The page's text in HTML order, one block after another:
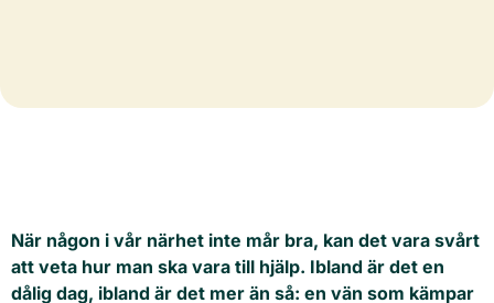
När någon i vår närhet inte mår bra, kan det vara svårt
att veta hur man ska vara till hjälp. Ibland är det en
dålig dag, ibland är det mer än så: en vän som kämpar